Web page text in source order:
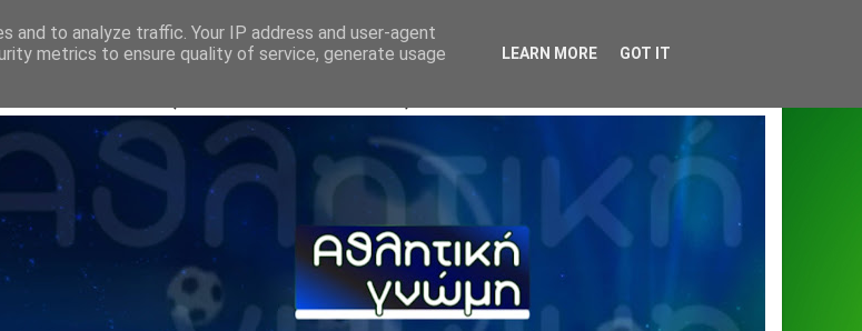
to analyze traffic. Your IP address and user-agent
metrics to ensure quality of service, generate usage
LEARN MORE GOT IT